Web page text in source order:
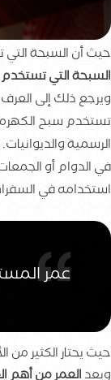
حيث أن السبحة
السبحة التي
ويرجع ذلك إلى
تستخدم سبح
الرسمية
في الدوام أو
استخدامه في
عمر
حيث يحتار الكثير